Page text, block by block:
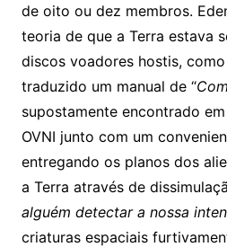
de oito ou dez membros.
teoria de que a Terra estava
discos voadores hostis,
traduzido um manual de “
supostamente encontrado
OVNI junto com um
entregando os planos dos
a Terra através de
alguém detectar a nossa
criaturas espaciais